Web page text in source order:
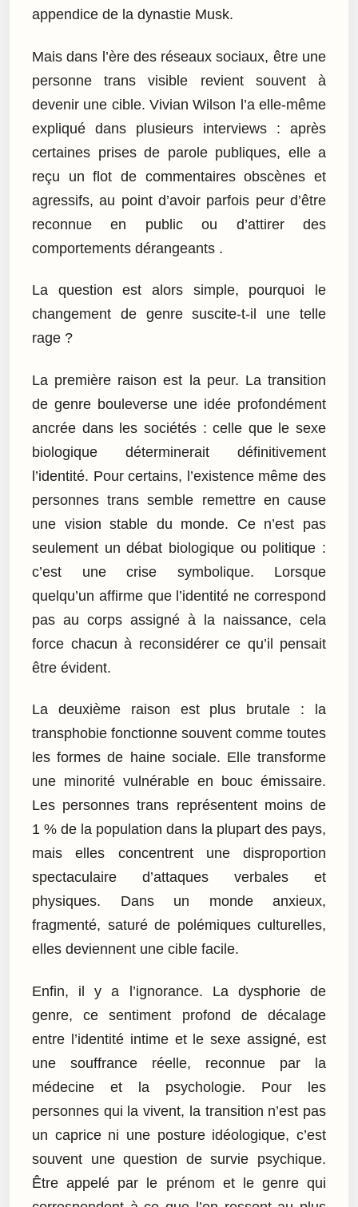
appendice de la dynastie Musk.
Mais dans l’ère des réseaux sociaux, être une
personne trans visible revient souvent à
devenir une cible. Vivian Wilson l’a elle-même
expliqué dans plusieurs interviews : après
certaines prises de parole publiques, elle a
reçu un flot de commentaires obscènes et
agressifs, au point d’avoir parfois peur d’être
reconnue en public ou d’attirer des
comportements dérangeants .
La question est alors simple, pourquoi le
changement de genre suscite-t-il une telle
rage ?
La première raison est la peur. La transition
de genre bouleverse une idée profondément
ancrée dans les sociétés : celle que le sexe
biologique déterminerait définitivement
l’identité. Pour certains, l’existence même des
personnes trans semble remettre en cause
une vision stable du monde. Ce n’est pas
seulement un débat biologique ou politique :
c’est une crise symbolique. Lorsque
quelqu’un affirme que l’identité ne correspond
pas au corps assigné à la naissance, cela
force chacun à reconsidérer ce qu’il pensait
être évident.
La deuxième raison est plus brutale : la
transphobie fonctionne souvent comme toutes
les formes de haine sociale. Elle transforme
une minorité vulnérable en bouc émissaire.
Les personnes trans représentent moins de
1 % de la population dans la plupart des pays,
mais elles concentrent une disproportion
spectaculaire d’attaques verbales et
physiques. Dans un monde anxieux,
fragmenté, saturé de polémiques culturelles,
elles deviennent une cible facile.
Enfin, il y a l’ignorance. La dysphorie de
genre, ce sentiment profond de décalage
entre l’identité intime et le sexe assigné, est
une souffrance réelle, reconnue par la
médecine et la psychologie. Pour les
personnes qui la vivent, la transition n’est pas
un caprice ni une posture idéologique, c’est
souvent une question de survie psychique.
Être appelé par le prénom et le genre qui